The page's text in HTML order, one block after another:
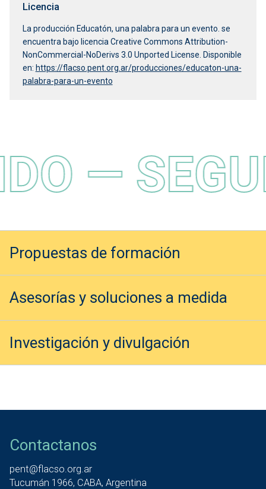
Licencia
La producción Educatón, una palabra para un evento. se
encuentra bajo licencia Creative Commons Attribution-
NonCommercial-NoDerivs 3.0 Unported License. Disponible
en: https://flacso.pent.org.ar/producciones/educaton-una-
palabra-para-un-evento
—
Propuestas de formación
Asesorías y soluciones a medida
Investigación y divulgación
Contactanos
pent@flacso.org.ar
Tucumán 1966, CABA, Argentina